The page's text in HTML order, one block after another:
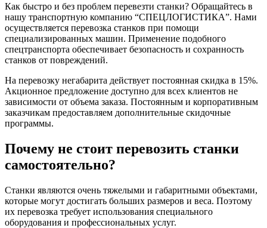
Как быстро и без проблем перевезти станки? Обращайтесь в
нашу транспортную компанию “СПЕЦЛОГИСТИКА”. Нами
осуществляется перевозка станков при помощи
специализированных машин. Применение подобного
спецтранспорта обеспечивает безопасность и сохранность
станков от повреждений.
На перевозку негабарита действует постоянная скидка в 15%.
Акционное предложение доступно для всех клиентов не
зависимости от объема заказа. Постоянным и корпоративным
заказчикам предоставляем дополнительные скидочные
программы.
Почему не стоит перевозить станки
самостоятельно?
Станки являются очень тяжелыми и габаритными объектами,
которые могут достигать больших размеров и веса. Поэтому
их перевозка требует использования специального
оборудования и профессиональных услуг.